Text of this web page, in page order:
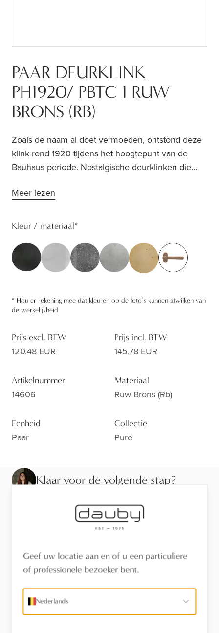
PAAR DEURKLINK
PH1920/ PBTC 1 RUW
BRONS (RB)
Zoals de naam al doet vermoeden, ontstond deze
klink rond 1920 tijdens het hoogtepunt van de
Bauhaus periode. Nostalgische deurklinken die
het Bauhaus-deurbeslag! De rechthoekige vormen
voorziet ook rozetten voor smalle profielen. Deze
deur. Te verkrijgen als krukrozet, cilinderplaat en
veiligheidsrozet in ovale vorm.
Meer lezen
Kleur / materiaal*
* Hou er rekening mee dat kleuren op de foto’s kunnen afwijken van
de werkelijkheid
Prijs excl. BTW
120.48 EUR
Prijs incl. BTW
145.78 EUR
Artikelnummer
14606
Materiaal
Ruw Brons (rb)
Eenheid
Paar
Collectie
Pure
Klaar voor de volgende stap?
Bekijk de afwerking van dichtbij, laat je adviseren of
vind een verdeler in je buurt.
Vind een verdeler
Geef uw locatie aan en of u een particuliere
of professionele bezoeker bent.
Nederlands